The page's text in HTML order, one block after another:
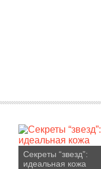
Секреты “звезд”:
идеальная кожа